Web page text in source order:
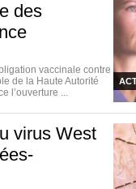
des
vaccinale contre
de la Haute Autorité
l’ouverture ...
virus West